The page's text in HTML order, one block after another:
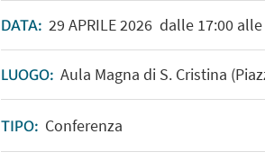
DATA: 29 APRILE2026dalle 17:00 alle
LUOGO: Aula Magna di S. Cristina
TIPO: Conferenza